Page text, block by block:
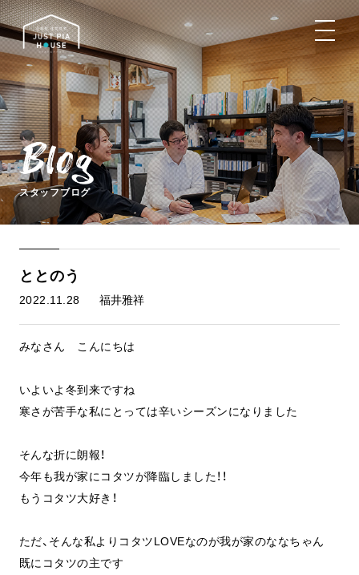
スタッフブログ
ととのう
2022.11.28 福井雅祥
みなさん こんにちは
いよいよ冬到来ですね
寒さが苦手な私にとっては辛いシーズンになりました
そんな折に朗報！
今年も我が家にコタツが降臨しました！！
もうコタツ大好き！
ただ、そんな私よりコタツLOVEなのが我が家のななちゃん
既にコタツの主です